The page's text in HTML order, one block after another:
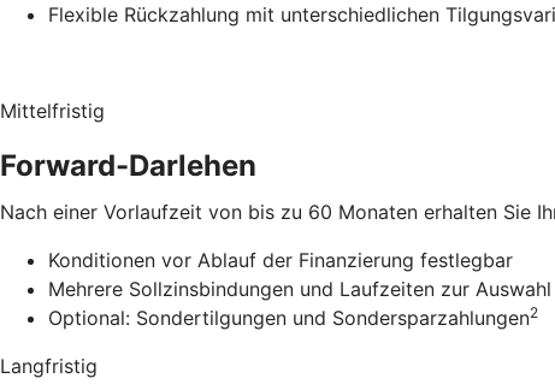
Flexible Rückzahlung mit unterschiedlichen
Mittelfristig
Forward-Darlehen
Nach einer Vorlaufzeit von bis zu 60 Monaten erhalten Sie
Konditionen vor Ablauf der Finanzierung festlegbar
Mehrere Sollzinsbindungen und Laufzeiten zur Auswahl
Optional: Sondertilgungen und Sondersparzahlungen2
Langfristig